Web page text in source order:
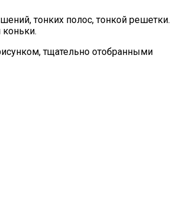
тонких полос, тонкой решетки.
тщательно отобранными